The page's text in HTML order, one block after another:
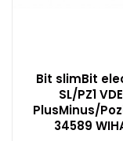
Bit slimBit
SL/PZ1 VDE
PlusMinus/
34589